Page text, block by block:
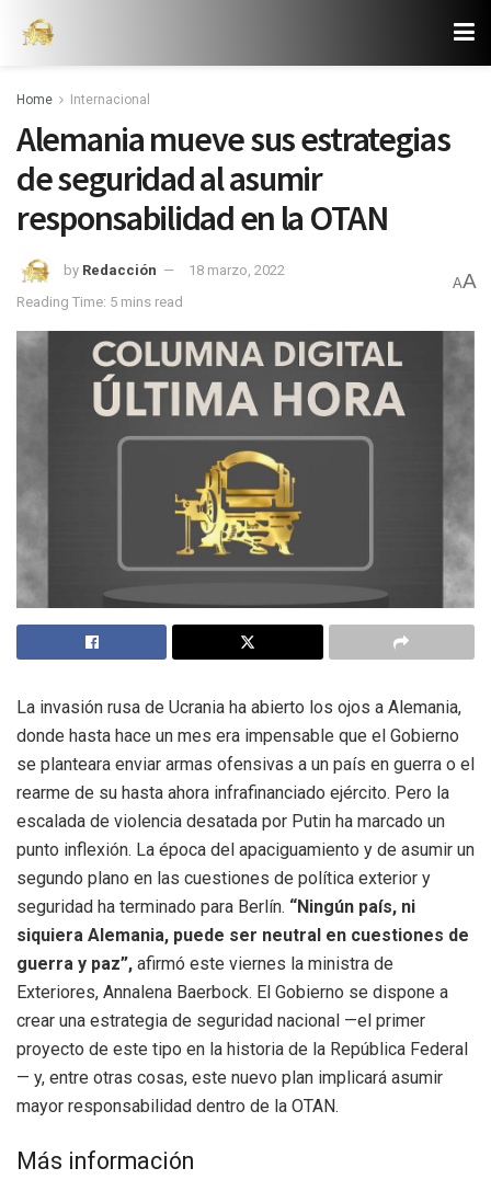
Home Internacional
Alemania mueve sus estrategias
de seguridad al asumir
responsabilidad en la OTAN
by Redacción
18 marzo, 2022
Reading Time: 5 mins read
AA
La invasión rusa de Ucrania ha abierto los ojos a Alemania,
donde hasta hace un mes era impensable que el Gobierno
se planteara enviar armas ofensivas a un país en guerra o el
rearme de su hasta ahora infrafinanciado ejército. Pero la
escalada de violencia desatada por Putin ha marcado un
punto inflexión. La época del apaciguamiento y de asumir un
segundo plano en las cuestiones de política exterior y
seguridad ha terminado para Berlín. “Ningún país, ni
siquiera Alemania, puede ser neutral en cuestiones de
guerra y paz”, afirmó este viernes la ministra de
Exteriores, Annalena Baerbock. El Gobierno se dispone a
crear una estrategia de seguridad nacional —el primer
proyecto de este tipo en la historia de la República Federal
— y, entre otras cosas, este nuevo plan implicará asumir
mayor responsabilidad dentro de la OTAN.
Más información